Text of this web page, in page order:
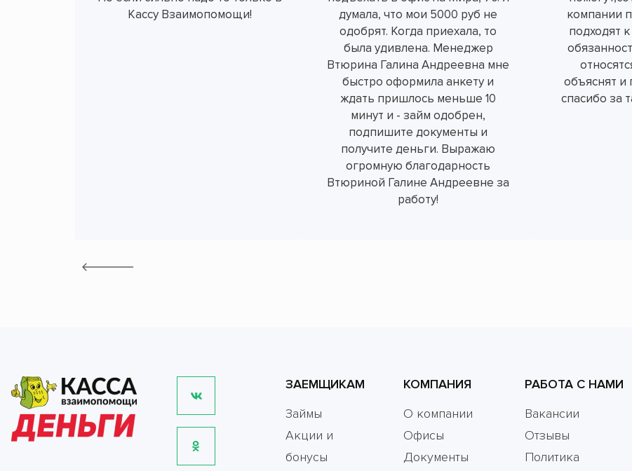
Кассу Взаимопомощи!
думала, что мои 5000 руб не
одобрят. Когда приехала, то
была удивлена. Менеджер
Втюрина Галина Андреевна мне
быстро оформила анкету и
ждать пришлось меньше 10
минут и - займ одобрен,
подпишите документы и
получите деньги. Выражаю
огромную благодарность
Втюриной Галине Андреевне за
работу!
компании
подходят
объяснят и
спасибо за
ЗАЕМЩИКАМ
Займы
Акции и
бонусы
КОМПАНИЯ
О компании
Офисы
Документы
РАБОТА С НАМИ
Вакансии
Отзывы
Политика